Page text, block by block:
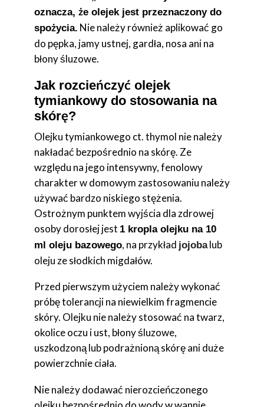
oznacza, że olejek jest przeznaczony do
spożycia. Nie należy również aplikować go
do pępka, jamy ustnej, gardła, nosa ani na
błony śluzowe.
Jak rozcieńczyć olejek
tymiankowy do stosowania na
skórę?
Olejku tymiankowego ct. thymol nie należy
nakładać bezpośrednio na skórę. Ze
względu na jego intensywny, fenolowy
charakter w domowym zastosowaniu należy
używać bardzo niskiego stężenia.
Ostrożnym punktem wyjścia dla zdrowej
osoby dorosłej jest 1 kropla olejku na 10
ml oleju bazowego, na przykład jojobalub
oleju ze słodkich migdałów.
Przed pierwszym użyciem należy wykonać
próbę tolerancji na niewielkim fragmencie
skóry. Olejku nie należy stosować na twarz,
okolice oczu i ust, błony śluzowe,
uszkodzoną lub podrażnioną skórę ani duże
powierzchnie ciała.
Nie należy dodawać nierozcieńczonego